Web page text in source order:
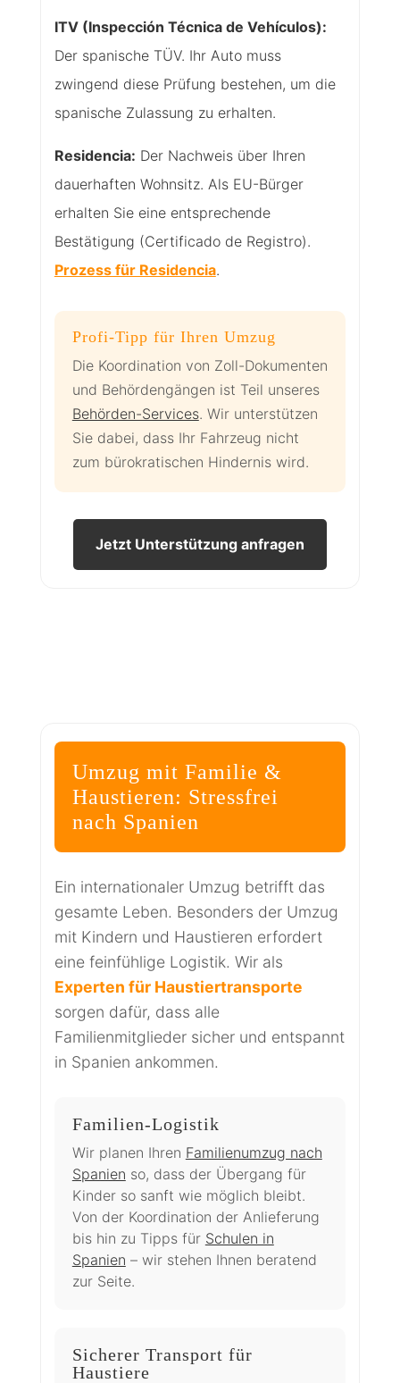
ITV (Inspección Técnica de Vehículos):
Der spanische TÜV. Ihr Auto muss
zwingend diese Prüfung bestehen, um die
spanische Zulassung zu erhalten.
Residencia: Der Nachweis über Ihren
dauerhaften Wohnsitz. Als EU-Bürger
erhalten Sie eine entsprechende
Bestätigung (Certificado de Registro).
Prozess für Residencia.
Profi-Tipp für Ihren Umzug
Die Koordination von Zoll-Dokumenten
und Behördengängen ist Teil unseres
Behörden-Services. Wir unterstützen
Sie dabei, dass Ihr Fahrzeug nicht
zum bürokratischen Hindernis wird.
Jetzt Unterstützung anfragen
Umzug mit Familie &
Haustieren: Stressfrei
nach Spanien
Ein internationaler Umzug betrifft das
gesamte Leben. Besonders der Umzug
mit Kindern und Haustieren erfordert
eine feinfühlige Logistik. Wir als
Experten für Haustiertransporte
sorgen dafür, dass alle
Familienmitglieder sicher und entspannt
in Spanien ankommen.
Familien-Logistik
Wir planen Ihren Familienumzug nach
Spanien so, dass der Übergang für
Kinder so sanft wie möglich bleibt.
Von der Koordination der Anlieferung
bis hin zu Tipps für Schulen in
Spanien – wir stehen Ihnen beratend
zur Seite.
Sicherer Transport für
Haustiere